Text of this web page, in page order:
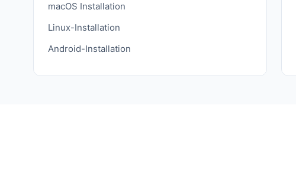
macOS Installation
Linux-Installation
Android-Installation